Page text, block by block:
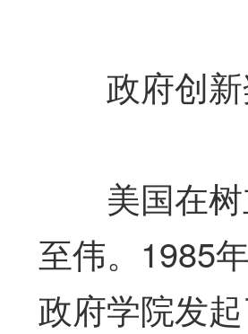
政府创新
美国在树
至伟。1985
政府学院发